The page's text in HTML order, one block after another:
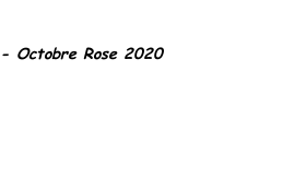
Octobre Rose 2020